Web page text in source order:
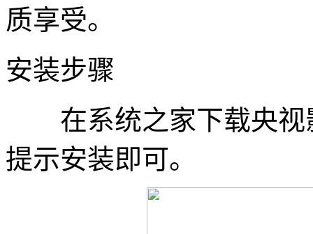
质享受。
安装步骤
在系统之家下载央视
提示安装即可。